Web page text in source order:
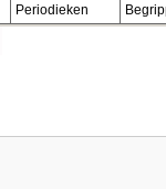
Periodieken